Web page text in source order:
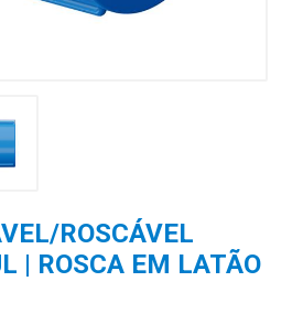
ROSCÁVEL
| ROSCA EM LATÃO